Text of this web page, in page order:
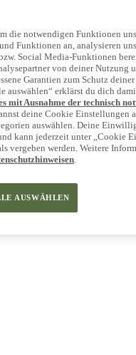
die notwendigen Funktionen
Funktionen an, analysieren
Social Media-Funktionen
von deiner Nutzung
Garantien zum Schutz
auswählen“ erklärst du dich
mit Ausnahme der technisch
deine Cookie Einstellungen
auswählen. Deine
kann jederzeit unter „Cookie
vergeben werden. Weitere
.
AUSWÄHLEN